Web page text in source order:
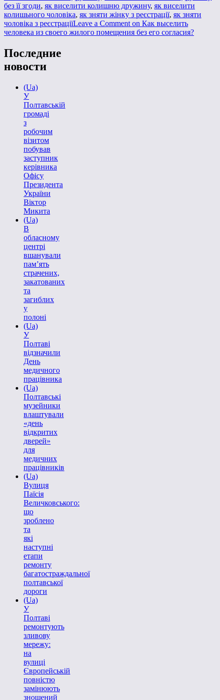
без її згоди, як виселити колишню дружину, як виселити
колишьного чоловіка, як зняти жінку з реєстрації, як зняти
чоловіка з реєстраціїLeave a Comment on Как выселить
человека из своего жилого помещения без его согласия?
Последние
новости
(Ua)
У
Полтавській
громаді
з
робочим
візитом
побував
заступник
керівника
Офісу
Президента
України
Віктор
Микита
(Ua)
В
обласному
центрі
вшанували
пам’ять
страчених,
закатованих
та
загиблих
у
полоні
(Ua)
У
Полтаві
відзначили
День
медичного
працівника
(Ua)
Полтавські
музейники
влаштували
«день
відкритих
дверей»
для
медичних
працівників
(Ua)
Вулиця
Паїсія
Величковського:
що
зроблено
та
які
наступні
етапи
ремонту
багатостраждальної
полтавської
дороги
(Ua)
У
Полтаві
ремонтують
зливову
мережу:
на
вулиці
Європейській
повністю
замінюють
зношений